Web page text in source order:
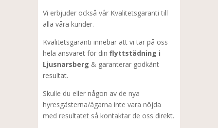
Vi erbjuder också vår Kvalitetsgaranti till
alla våra kunder.
Kvalitetsgaranti innebär att vi tar på oss
hela ansvaret för din flyttstädning i
Ljusnarsberg & garanterar godkänt
resultat.
Skulle du eller någon av de nya
hyresgästerna/ägarna inte vara nöjda
med resultatet så kontaktar de oss direkt.